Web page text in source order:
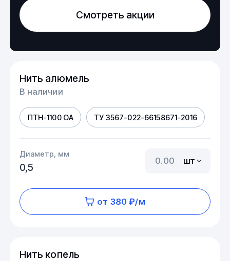
Смотреть акции
Нить алюмель
В наличии
ПТН-1100 ОА ТУ 3567-022-66158671-2016
Диаметр, мм
0,5
шт
от 380 ₽/м
Нить копель